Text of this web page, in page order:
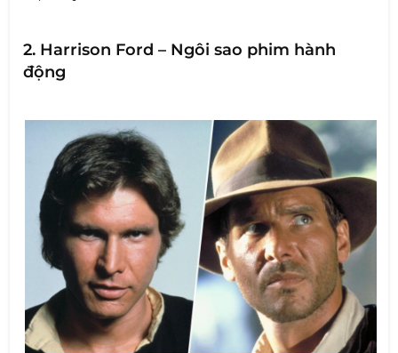
2. Harrison Ford – Ngôi sao phim hành
động